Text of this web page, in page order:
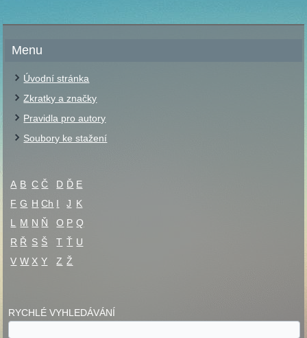
Menu
Úvodní stránka
Zkratky a značky
Pravidla pro autory
Soubory ke stažení
A B C Č D Ď E
F G H Ch I J K
L
M N Ň O P Q
R Ř S Š T Ť U
V W X Y Z Ž
RYCHLÉ VYHLEDÁVÁNÍ